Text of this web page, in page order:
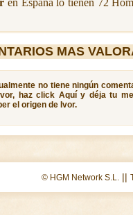
en España lo tienen 72
MAS
no tiene ningún
haz click Aquí y déja tu
el origen de Ivor.
© HGM Network S.L. ||